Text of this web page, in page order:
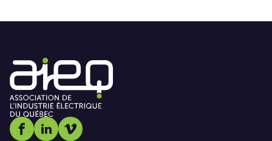
Social media link icon-facebook
Social media link icon-linkedin
Social media link icon-vimeo